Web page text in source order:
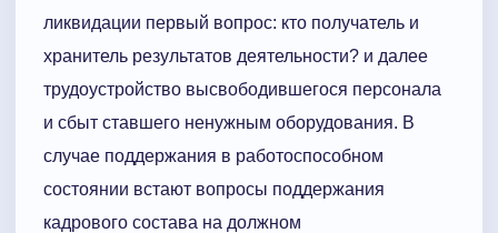
ликвидации первый вопрос: кто получатель и
хранитель результатов деятельности? и далее
трудоустройство высвободившегося персонала
и сбыт ставшего ненужным оборудования. В
случае поддержания в работоспособном
состоянии встают вопросы поддержания
кадрового состава на должном